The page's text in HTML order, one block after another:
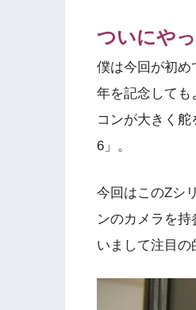
ついにや
僕は今回が初め
年を記念しても
コンが大きく
6」。
今回はこのZシ
ンのカメラを
いまして注目の